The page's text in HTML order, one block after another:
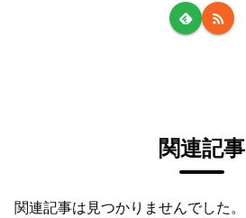
関連記事
関連記事は見つかりませんでした。